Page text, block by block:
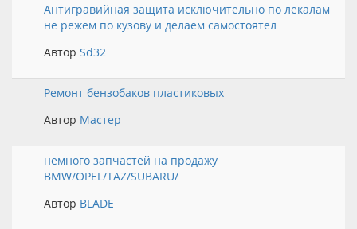
Антигравийная защита исключительно по лекалам
не режем по кузову и делаем самостоятел
Автор Sd32
Ремонт бензобаков пластиковых
Автор Мастер
немного запчастей на продажу
BMW/OPEL/TAZ/SUBARU/
Автор BLADE